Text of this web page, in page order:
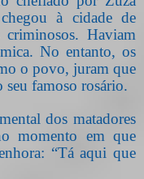
à cidade de
Haviam
No entanto, os
o povo, juram que
seu famoso rosário.
dos matadores
momento em que
“Tá aqui que